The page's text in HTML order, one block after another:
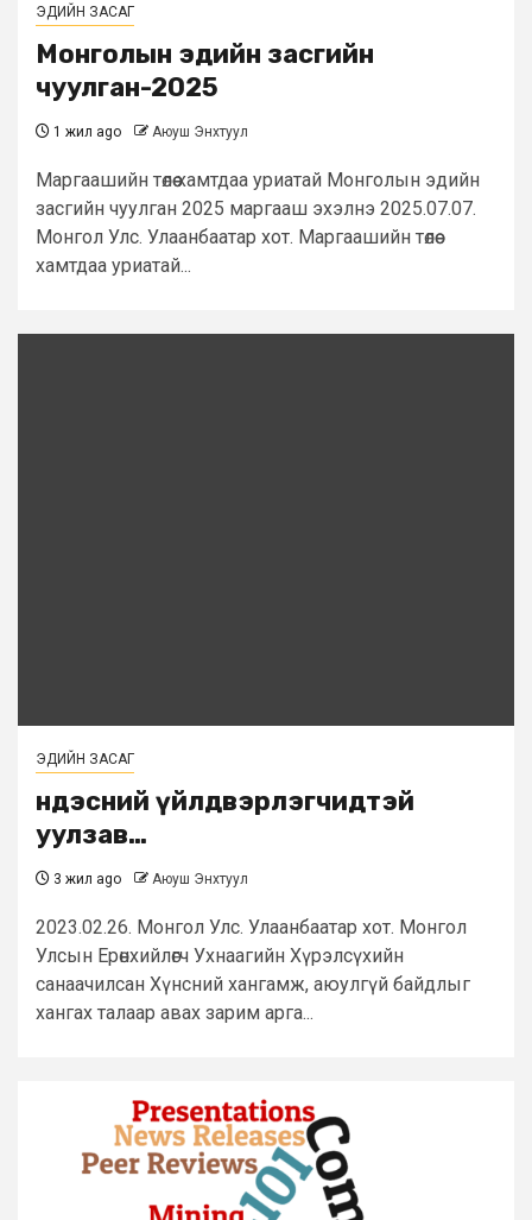
ЭДИЙН ЗАСАГ
Монголын эдийн засгийн
чуулган-2025
1 жил ago Аюуш Энхтуул
Маргаашийн төлөө хамтдаа уриатай Монголын эдийн
засгийн чуулган 2025 маргааш эхэлнэ 2025.07.07.
Монгол Улс. Улаанбаатар хот. Маргаашийн төлөө
хамтдаа уриатай...
ЭДИЙН ЗАСАГ
Үндэсний үйлдвэрлэгчидтэй
уулзав…
3 жил ago Аюуш Энхтуул
2023.02.26. Монгол Улс. Улаанбаатар хот. Монгол
Улсын Ерөнхийлөгч Ухнаагийн Хүрэлсүхийн
санаачилсан Хүнсний хангамж, аюулгүй байдлыг
хангах талаар авах зарим арга...